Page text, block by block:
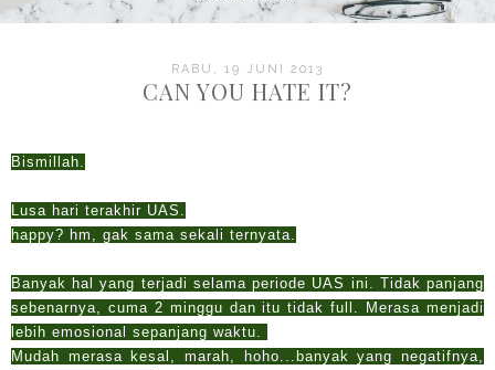
RABU, 19 JUNI 2013
CAN YOU HATE IT?
Bismillah.
Lusa hari terakhir UAS.
happy? hm, gak sama sekali ternyata.
Banyak hal yang terjadi selama periode UAS ini. Tidak panjang
sebenarnya, cuma 2 minggu dan itu tidak full. Merasa menjadi
lebih emosional sepanjang waktu.
Mudah merasa kesal, marah, hoho...banyak yang negatifnya,